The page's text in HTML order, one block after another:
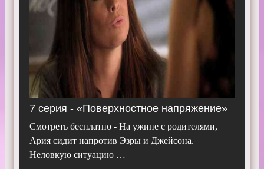
7 серия - «Поверхностное напряжение»
Смотреть бесплатно - На ужине с родителями,
Ария сидит напротив Эзры и Джейсона.
Неловкую ситуацию …